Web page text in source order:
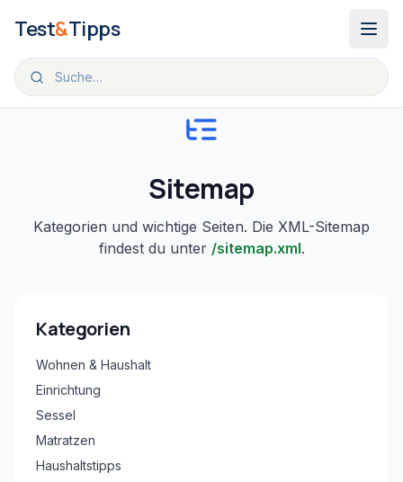
Test&Tipps
Sitemap
Kategorien und wichtige Seiten. Die XML-Sitemap
findest du unter /sitemap.xml.
Kategorien
Wohnen & Haushalt
Einrichtung
Sessel
Matratzen
Haushaltstipps